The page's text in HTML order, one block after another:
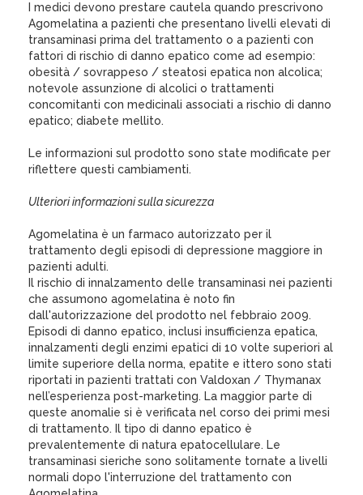
I medici devono prestare cautela quando prescrivono
Agomelatina a pazienti che presentano livelli elevati di
transaminasi prima del trattamento o a pazienti con
fattori di rischio di danno epatico come ad esempio:
obesità / sovrappeso / steatosi epatica non alcolica;
notevole assunzione di alcolici o trattamenti
concomitanti con medicinali associati a rischio di danno
epatico; diabete mellito.
Le informazioni sul prodotto sono state modificate per
riflettere questi cambiamenti.
Ulteriori informazioni sulla sicurezza
Agomelatina è un farmaco autorizzato per il
trattamento degli episodi di depressione maggiore in
pazienti adulti.
Il rischio di innalzamento delle transaminasi nei pazienti
che assumono agomelatina è noto fin
dall'autorizzazione del prodotto nel febbraio 2009.
Episodi di danno epatico, inclusi insufficienza epatica,
innalzamenti degli enzimi epatici di 10 volte superiori al
limite superiore della norma, epatite e ittero sono stati
riportati in pazienti trattati con Valdoxan / Thymanax
nell’esperienza post-marketing. La maggior parte di
queste anomalie si è verificata nel corso dei primi mesi
di trattamento. Il tipo di danno epatico è
prevalentemente di natura epatocellulare. Le
transaminasi sieriche sono solitamente tornate a livelli
normali dopo l'interruzione del trattamento con